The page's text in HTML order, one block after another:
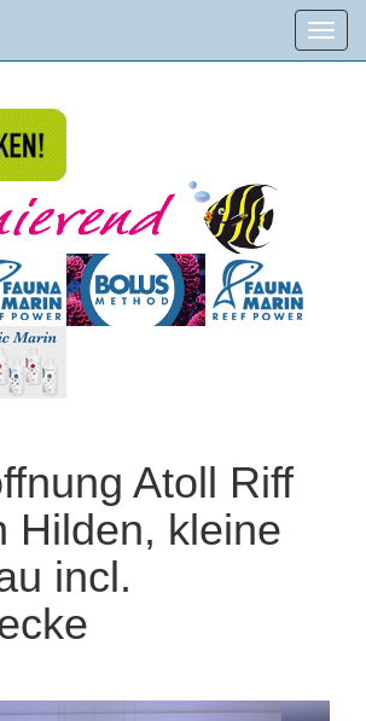
Atoll Riff
Hilden, kleine
incl.